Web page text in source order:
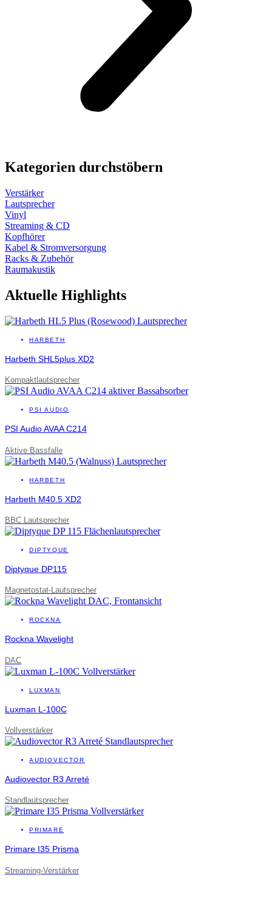
Kategorien durchstöbern
Verstärker
Lautsprecher
Vinyl
Streaming & CD
Kopfhörer
Kabel & Stromversorgung
Racks & Zubehör
Raumakustik
Aktuelle Highlights
HARBETH
Harbeth SHL5plus XD2
Kompaktlautsprecher
PSI AUDIO
PSI Audio AVAA C214
Aktive Bassfalle
HARBETH
Harbeth M40.5 XD2
BBC Lautsprecher
DIPTYQUE
Diptyque DP115
Magnetostat-Lautsprecher
ROCKNA
Rockna Wavelight
DAC
LUXMAN
Luxman L-100C
Vollverstärker
AUDIOVECTOR
Audiovector R3 Arreté
Standlautsprecher
PRIMARE
Primare I35 Prisma
Streaming-Verstärker